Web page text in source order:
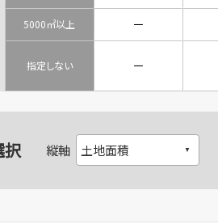
5000㎡以上 －
指定しない －
択 縦軸